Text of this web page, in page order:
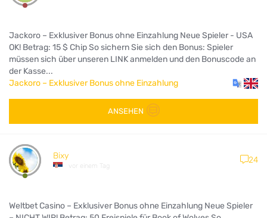
Jackoro – Exklusiver Bonus ohne Einzahlung Neue Spieler - USA
OK! Betrag: 15 $ Chip So sichern Sie sich den Bonus: Spieler
müssen sich über unseren LINK anmelden und den Bonuscode an
der Kasse...
Jackoro – Exklusiver Bonus ohne Einzahlung
ANSEHEN
Bixy
vor einem Tag
24
Weltbet Casino – Exklusiver Bonus ohne Einzahlung Neue Spieler